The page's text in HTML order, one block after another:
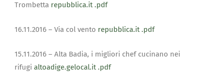
Trombetta repubblica.it .pdf
16.11.2016 – Via col vento repubblica.it .pdf
15.11.2016 – Alta Badia, i migliori chef cucinano nei
rifugi altoadige.gelocal.it .pdf